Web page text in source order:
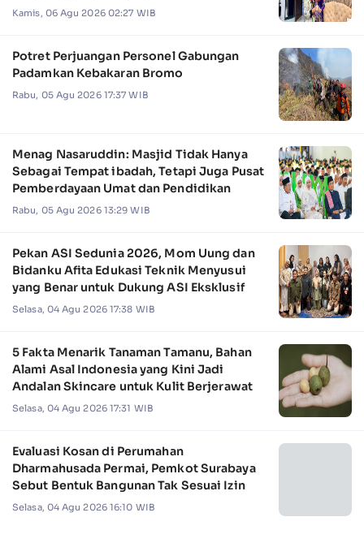
Kamis, 06 Agu 2026 02:27 WIB
Potret Perjuangan Personel Gabungan
Padamkan Kebakaran Bromo
Rabu, 05 Agu 2026 17:37 WIB
Menag Nasaruddin: Masjid Tidak Hanya
Sebagai Tempat ibadah, Tetapi Juga Pusat
Pemberdayaan Umat dan Pendidikan
Rabu, 05 Agu 2026 13:29 WIB
Pekan ASI Sedunia 2026, Mom Uung dan
Bidanku Afita Edukasi Teknik Menyusui
yang Benar untuk Dukung ASI Eksklusif
Selasa, 04 Agu 2026 17:38 WIB
5 Fakta Menarik Tanaman Tamanu, Bahan
Alami Asal Indonesia yang Kini Jadi
Andalan Skincare untuk Kulit Berjerawat
Selasa, 04 Agu 2026 17:31 WIB
Evaluasi Kosan di Perumahan
Dharmahusada Permai, Pemkot Surabaya
Sebut Bentuk Bangunan Tak Sesuai Izin
Selasa, 04 Agu 2026 16:10 WIB